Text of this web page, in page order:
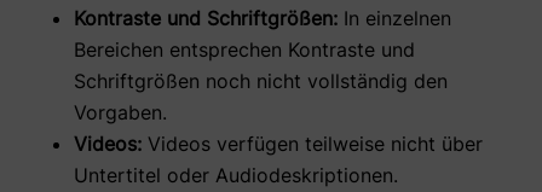
Kontraste und Schriftgrößen:In einzelnen
Bereichen entsprechen Kontraste und
Schriftgrößen noch nicht vollständig den
Vorgaben.
Videos:Videos verfügen teilweise nicht über
Untertitel oder Audiodeskriptionen.